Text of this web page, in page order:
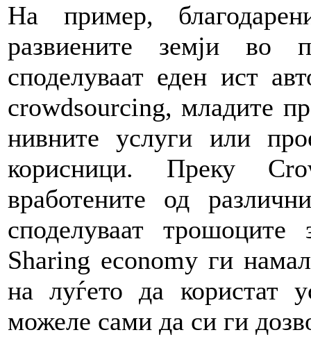
На пример,
развиените земји во
споделуваат еден ист
crowdsourcing, младите
нивните услуги или
корисници. Преку
вработените од
споделуваат трошоците
Sharing economy ги
на луѓето да користат
можеле сами да си ги